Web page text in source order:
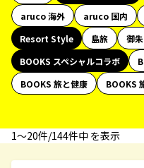
aruco 海外
aruco 国内
Resort Style
島旅 御
BOOKS スペシャルコラボ
BOOKS 旅と健康
BOOKS
1〜20件/144件中 を表示